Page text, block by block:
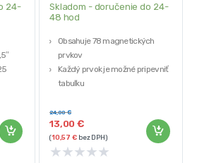
24-
Skladom - doručenie do 24-
48 hod
Obsahuje 78 magnetických
prvkov
Každý prvok je možné pripevniť na
tabuľku
špecifické
Sada obsahuje aj drevený telefón
Farba: ružová
13,00€
24,00€
(10,57€bez DPH)
★★★★★